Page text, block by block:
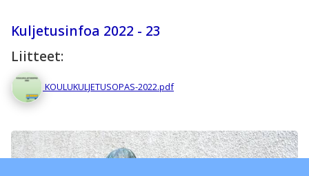
Kuljetusinfoa 2022 - 23
Liitteet:
KOULUKULJETUSOPAS-2022.pdf